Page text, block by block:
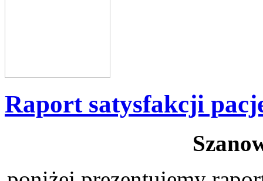
Raport satysfakcji